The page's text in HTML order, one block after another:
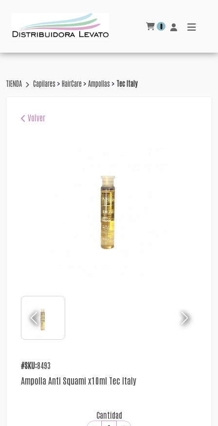
0
TIENDA Capilares > HairCare > Ampollas > Tec Italy
Volver
#SKU:8493
Ampolla Anti Squami x10ml Tec Italy
Cantidad